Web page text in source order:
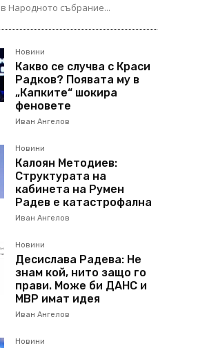
Народното събрание...
Новини
Какво се случва с Краси
Радков? Появата му в
„Капките“ шокира
феновете
Иван Ангелов
Новини
Калоян Методиев:
Структурата на
кабинета на Румен
Радев е катастрофална
Иван Ангелов
Новини
Десислава Радева: Не
знам кой, нито защо го
прави. Може би ДАНС и
МВР имат идея
Иван Ангелов
Новини